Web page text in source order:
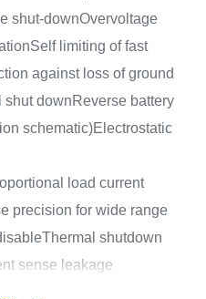
shut-downOvervoltage
Self limiting of fast
against loss of ground
shut downReverse battery
schematic)Electrostatic
load current
precision for wide range
Thermal shutdown
sense leakage